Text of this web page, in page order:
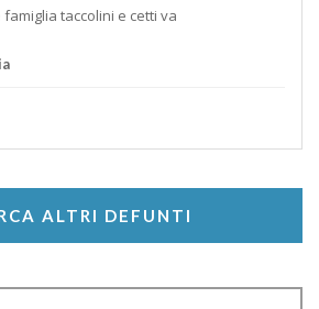
taccolini e cetti va
ALTRI DEFUNTI